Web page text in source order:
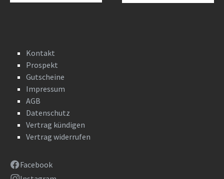
Kontakt
Prospekt
Gutscheine
Impressum
AGB
Datenschutz
Vertrag kündigen
Vertrag widerrufen
Facebook